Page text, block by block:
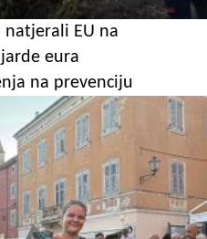
natjerali EU na
eura
na prevenciju